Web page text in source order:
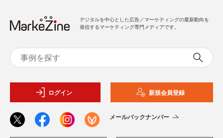
デジタルを中心とした広告／マーケティングの最新動向を
発信するマーケティング専門メディアです。
ログイン 新規会員登録
メールバックナンバー